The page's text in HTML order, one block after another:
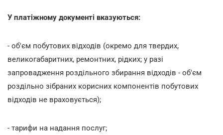
У платіжному документі вказуються:
- об'єм побутових відходів (окремо для твердих,
великогабаритних, ремонтних, рідких; у разі
запровадження роздільного збирання відходів - об'єм
роздільно зібраних корисних компонентів побутових
відходів не враховується);
- тарифи на надання послуг;